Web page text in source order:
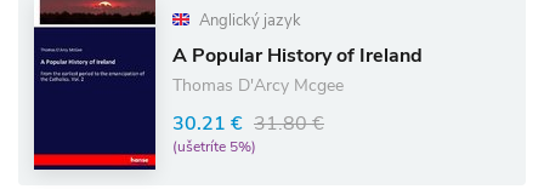
Anglický jazyk
A Popular History of Ireland
Thomas D'Arcy Mcgee
30.21 € 31.80 €
(ušetríte 5%)